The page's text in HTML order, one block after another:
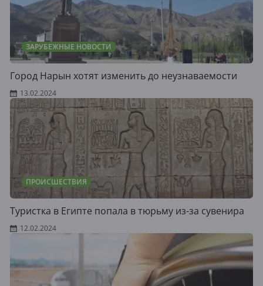
ЗАРУБЕЖНЫЕ НОВОСТИ
Город Нарын хотят изменить до неузнаваемости
13.02.2024
ПРОИСШЕСТВИЯ
Туристка в Египте попала в тюрьму из-за сувенира
12.02.2024